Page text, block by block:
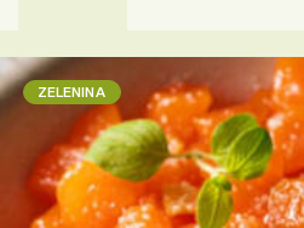
ZELENINA